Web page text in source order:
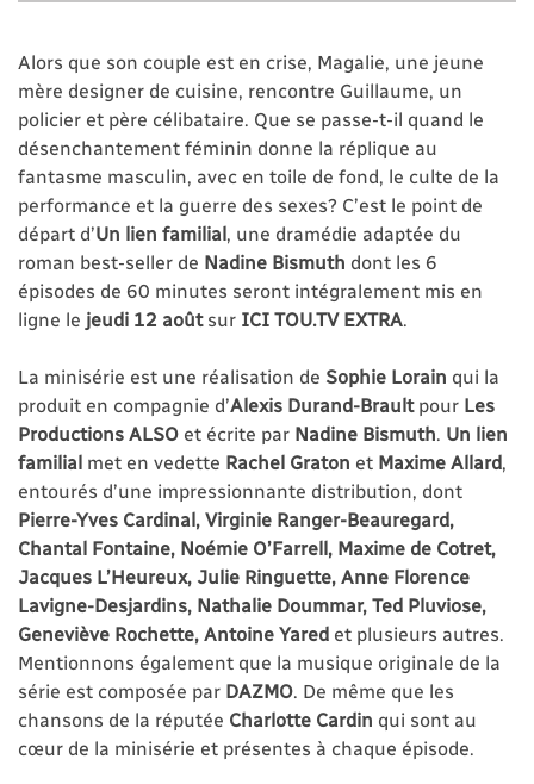
Alors que son couple est en crise, Magalie, une jeune
mère designer de cuisine, rencontre Guillaume, un
policier et père célibataire. Que se passe-t-il quand le
désenchantement féminin donne la réplique au
fantasme masculin, avec en toile de fond, le culte de la
performance et la guerre des sexes? C’est le point de
départ d’Un lien familial, une dramédie adaptée du
roman best-seller de Nadine Bismuth dont les 6
épisodes de 60 minutes seront intégralement mis en
ligne le jeudi 12 aoûtsur ICI TOU.TV EXTRA.
La minisérie est une réalisation de Sophie Lorain qui la
produit en compagnie d’Alexis Durand-Braultpour Les
Productions ALSO et écrite par Nadine Bismuth. Un lien
familial met en vedette Rachel Graton et Maxime Allard,
entourés d’une impressionnante distribution, dont
Pierre-Yves Cardinal, Virginie Ranger-Beauregard,
Chantal Fontaine, Noémie O’Farrell, Maxime de Cotret,
Jacques L’Heureux, Julie Ringuette, Anne Florence
Lavigne-Desjardins, Nathalie Doummar, Ted Pluviose,
Geneviève Rochette, Antoine Yared et plusieurs autres.
Mentionnons également que la musique originale de la
série est composée par DAZMO. De même que les
chansons de la réputée Charlotte Cardin qui sont au
cœur de la minisérie et présentes à chaque épisode.